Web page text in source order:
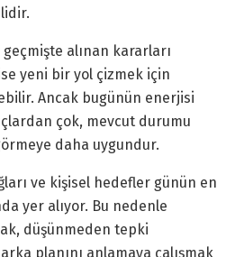
alınan kararları
yeni bir yol çizmek için
Ancak bugünün enerjisi
çok, mevcut durumu
daha uygundur.
ve kişisel hedefler günün en
yer alıyor. Bu nedenle
düşünmeden tepki
planını anlamaya çalışmak